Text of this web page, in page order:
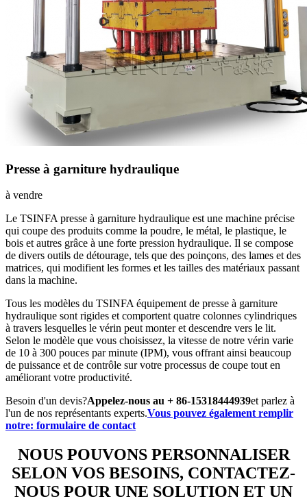
Presse à garniture hydraulique
à vendre
Le TSINFApresse à garniture hydraulique est une machine précise
qui coupe des produits comme la poudre, le métal, le plastique, le
bois et autres grâce à une forte pression hydraulique. Il se compose
de divers outils de détourage, tels que des poinçons, des lames et des
matrices, qui modifient les formes et les tailles des matériaux passant
dans la machine.
Tous les modèles du TSINFAéquipement de presse à garniture
hydraulique sont rigides et comportent quatre colonnes cylindriques
à travers lesquelles le vérin peut monter et descendre vers le lit.
Selon le modèle que vous choisissez, la vitesse de notre vérin varie
de 10 à 300 pouces par minute (IPM), vous offrant ainsi beaucoup
de puissance et de contrôle sur votre processus de coupe tout en
améliorant votre productivité.
Besoin d'un devis?Appelez-nous au + 86-15318444939et parlez à
l'un de nos représentants experts.Vous pouvez également remplir
notre: formulaire de contact
NOUS POUVONS PERSONNALISER
SELON VOS BESOINS, CONTACTEZ-
NOUS POUR UNE SOLUTION ET UN